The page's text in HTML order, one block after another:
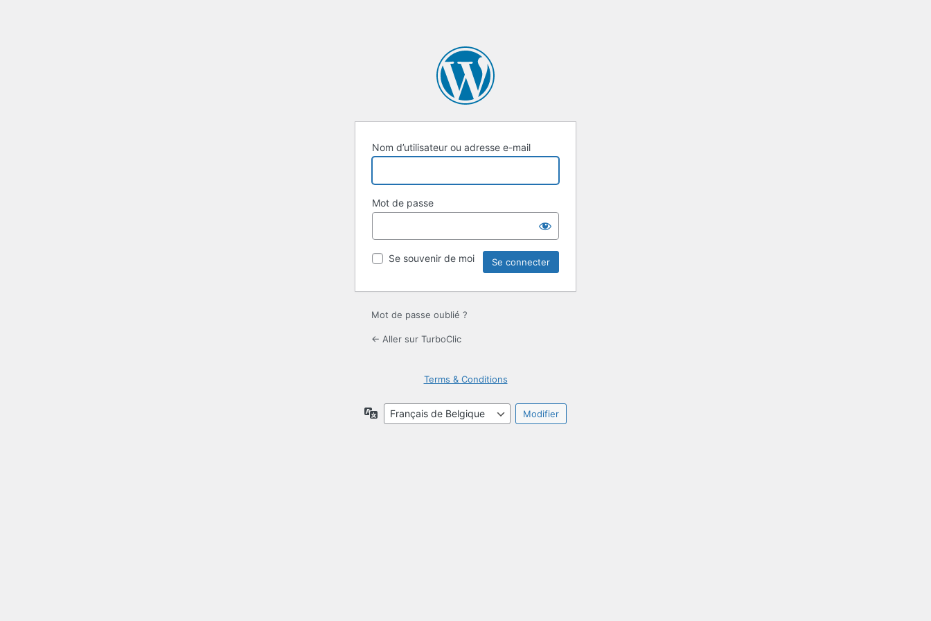
Nom d’utilisateur ou adresse e-mail
Mot de passe
Se souvenir de moi
Mot de passe oublié ?
← Aller sur TurboClic
Terms & Conditions
Langue